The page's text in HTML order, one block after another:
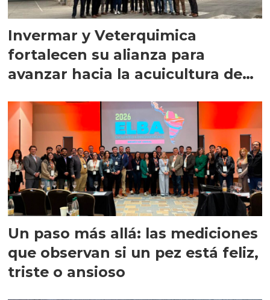
Invermar y Veterquimica
fortalecen su alianza para
avanzar hacia la acuicultura de
Un paso más allá: las mediciones
que observan si un pez está feliz,
triste o ansioso